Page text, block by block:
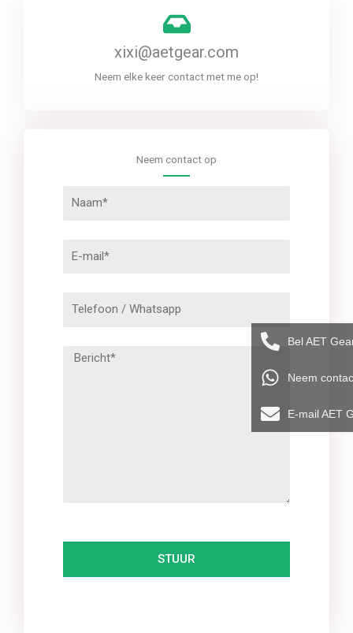
xixi@aetgear.com
Neem elke keer contact met me op!
Neem contact op
STUUR
Bel AET
Neem
E-mail AET